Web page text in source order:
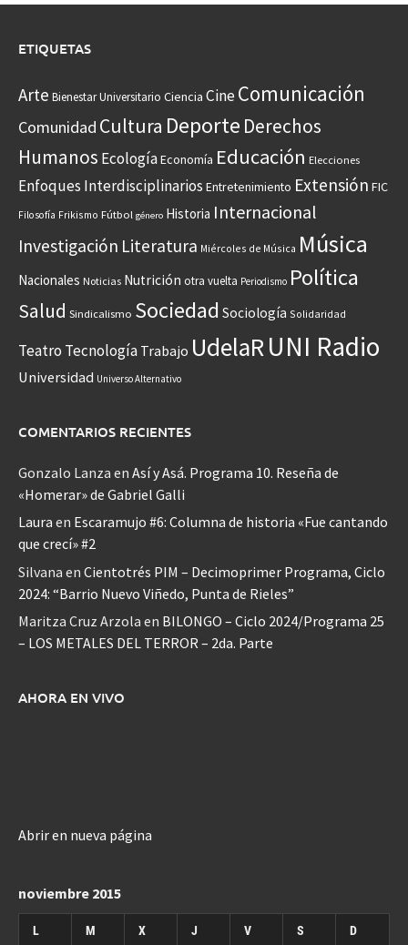
ETIQUETAS
Arte Bienestar Universitario Ciencia CineComunicación
Comunidad Cultura Deporte Derechos
Humanos EcologíaEconomía Educación Elecciones
Enfoques Interdisciplinarios Entretenimiento Extensión FIC
Filosofía Frikismo Fútbol género Historia Internacional
Investigación Literatura Miércoles de Música Música
Nacionales Noticias Nutrición otra vuelta Periodismo Política
Salud Sindicalismo Sociedad Sociología Solidaridad
Teatro Tecnología Trabajo UdelaRUNI Radio
Universidad Universo Alternativo
COMENTARIOS RECIENTES
Gonzalo Lanza en Así y Asá. Programa 10. Reseña de
«Homerar» de Gabriel Galli
Laura en Escaramujo #6: Columna de historia «Fue cantando
que crecí» #2
Silvana en Cientotrés PIM – Decimoprimer Programa, Ciclo
2024: “Barrio Nuevo Viñedo, Punta de Rieles”
Maritza Cruz Arzola en BILONGO – Ciclo 2024/Programa 25
– LOS METALES DEL TERROR – 2da. Parte
AHORA EN VIVO
Abrir en nueva página
noviembre 2015
L M X J V S D